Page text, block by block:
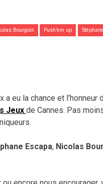
Bourgoin Push’em up
a eu la chance et
Jeux de Cannes. Pas
Escapa, Nicolas